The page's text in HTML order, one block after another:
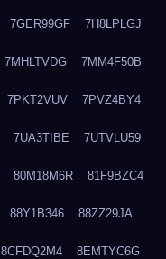
7GER99GF 7H8LPLGJ
7MHLTVDG 7MM4F50B
7PKT2VUV 7PVZ4BY4
7UA3TIBE 7UTVLU59
80M18M6R 81F9BZC4
88Y1B346 88ZZ29JA
8CFDQ2M4 8EMTYC6G